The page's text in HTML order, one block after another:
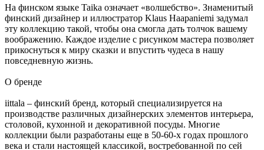
На финском языке Taika означает «волшебство». Знаменитый
финский дизайнер и иллюстратор Klaus Haapaniemi задумал
эту коллекцию такой, чтобы она смогла дать толчок вашему
воображению. Каждое изделие с рисунком мастера позволяет
прикоснуться к миру сказки и впустить чудеса в нашу
повседневную жизнь.
О бренде
iittala – финский бренд, который специализируется на
производстве различных дизайнерских элементов интерьера,
столовой, кухонной и декоративной посуды. Многие
коллекции были разработаны еще в 50-60-х годах прошлого
века и стали настоящей классикой, востребованной по сей